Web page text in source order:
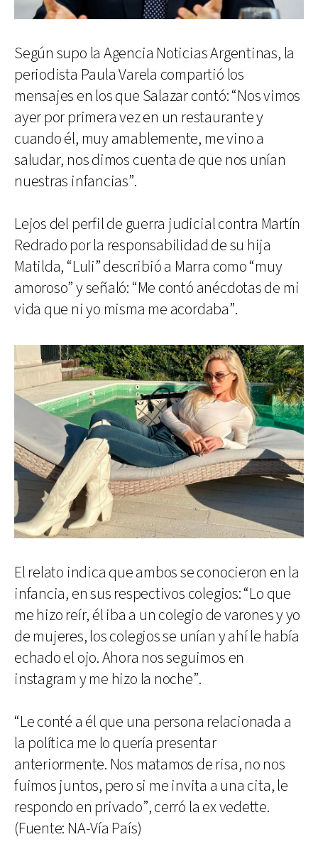
Según supo la Agencia Noticias Argentinas, la
periodista Paula Varela compartió los
mensajes en los que Salazar contó: “Nos vimos
ayer por primera vez en un restaurante y
cuando él, muy amablemente, me vino a
saludar, nos dimos cuenta de que nos unían
nuestras infancias”.
Lejos del perfil de guerra judicial contra Martín
Redrado por la responsabilidad de su hija
Matilda, “Luli” describió a Marra como “muy
amoroso” y señaló: “Me contó anécdotas de mi
vida que ni yo misma me acordaba”.
El relato indica que ambos se conocieron en la
infancia, en sus respectivos colegios: “Lo que
me hizo reír, él iba a un colegio de varones y yo
de mujeres, los colegios se unían y ahí le había
echado el ojo. Ahora nos seguimos en
instagram y me hizo la noche”.
“Le conté a él que una persona relacionada a
la política me lo quería presentar
anteriormente. Nos matamos de risa, no nos
fuimos juntos, pero si me invita a una cita, le
respondo en privado”, cerró la ex vedette.
(Fuente: NA-Vía País)